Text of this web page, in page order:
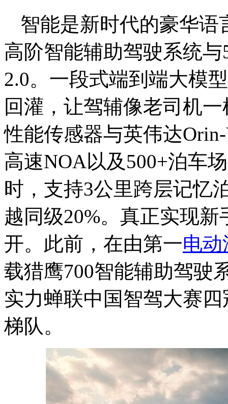
智能是新时代的豪华语
高阶智能辅助驾驶系统
2.0。一段式端到端大模
回灌，让驾辅像老司机
性能传感器与英伟达
高速NOA以及500+泊车
时，支持3公里跨层记忆
越同级20%。真正实现
开。此前，在由第一电动
载猎鹰700智能辅助驾驶
实力蝉联中国智驾大赛
梯队。